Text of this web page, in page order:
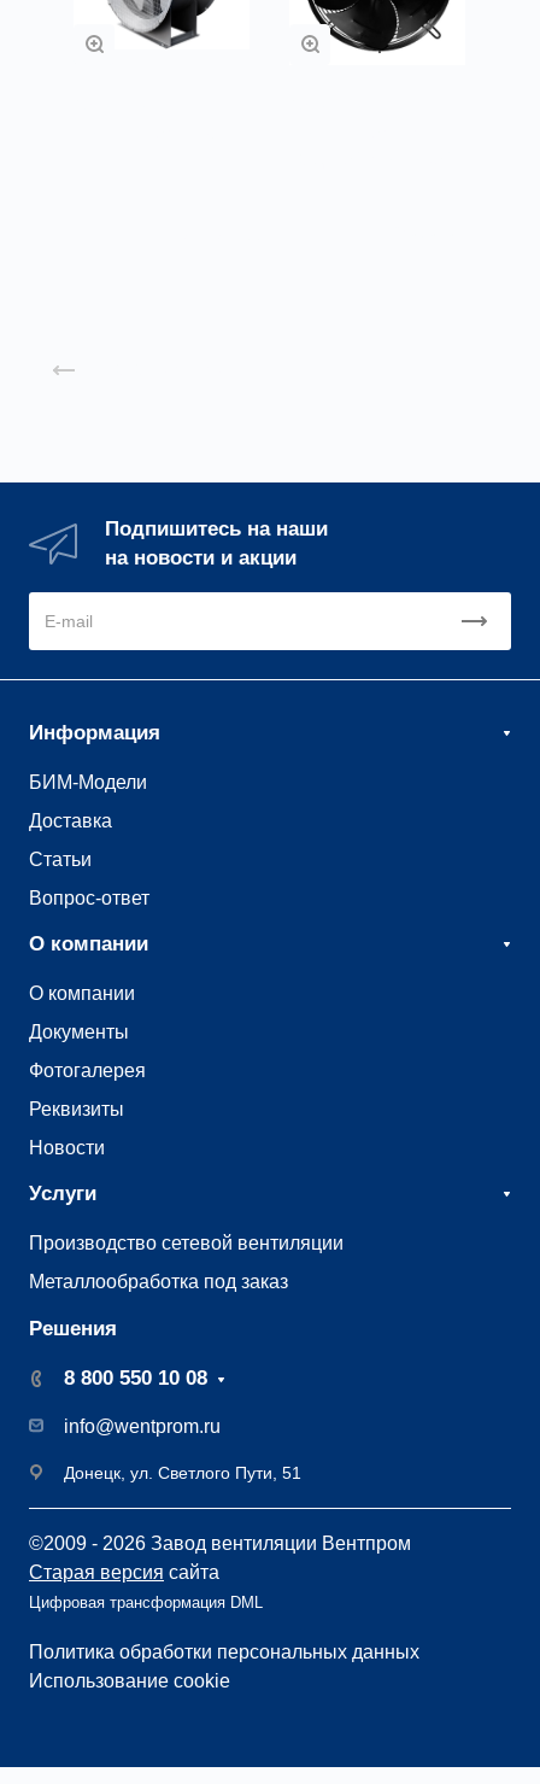
Подпишитесь на наши
на новости и акции
Информация
БИМ-Модели
Доставка
Статьи
Вопрос-ответ
О компании
О компании
Документы
Фотогалерея
Реквизиты
Новости
Услуги
Производство сетевой вентиляции
Металлообработка под заказ
Решения
8 800 550 10 08
info@wentprom.ru
Донецк, ул. Светлого Пути, 51
©2009 - 2026 Завод вентиляции Вентпром
Старая версия сайта
Цифровая трансформация DML
Политика обработки персональных данных
Использование cookie